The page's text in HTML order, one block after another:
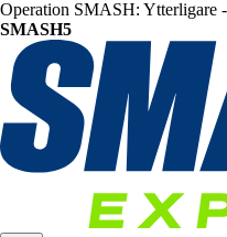
Operation SMASH: Ytterligare
SMASH5